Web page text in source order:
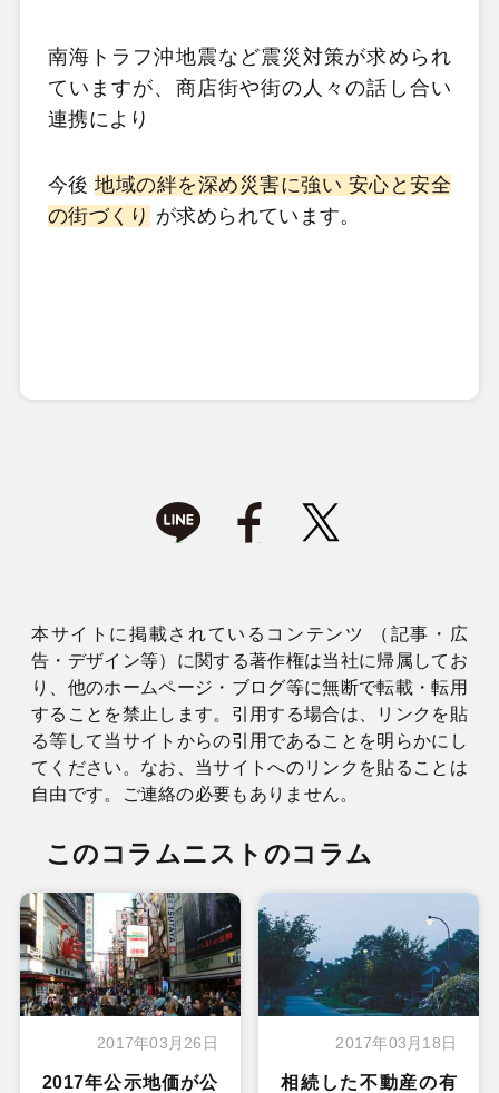
南海トラフ沖地震など震災対策が求められ
ていますが、商店街や街の人々の話し合い
連携により
今後地域の絆を深め災害に強い 安心と安全
の街づくり が求められています。
本サイトに掲載されているコンテンツ （記事・広
告・デザイン等）に関する著作権は当社に帰属してお
り、他のホームページ・ブログ等に無断で転載・転用
することを禁止します。引用する場合は、リンクを貼
る等して当サイトからの引用であることを明らかにし
てください。なお、当サイトへのリンクを貼ることは
自由です。ご連絡の必要もありません。
このコラムニストのコラム
2017年03月26日
2017年公示地価が公
2017年03月18日
相続した不動産の有